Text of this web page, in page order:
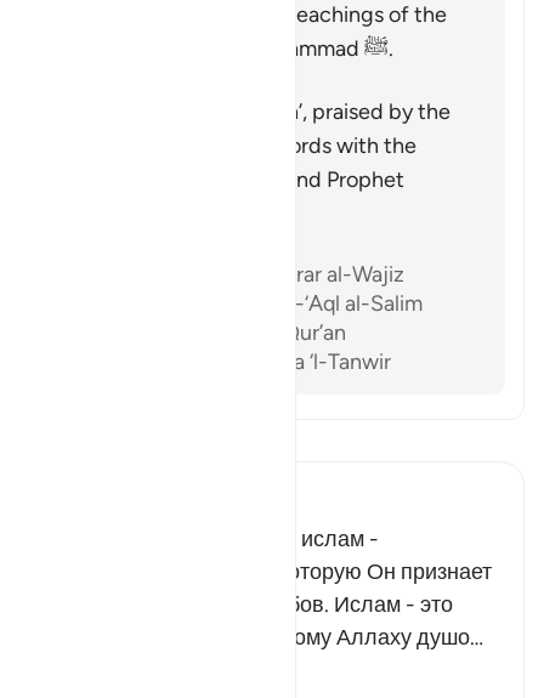
which accords with the teachings of the
Quran and Prophet Muhammad ﷺ.
The only true ‘submission’, praised by the
Quran, is that which accords with the
teachings of the Quran and Prophet
Ibn ‘Atiyyah, al-Muharrar al-Wajiz
Abu ‘l-Su’ud, Irshad al-‘Aql al-Salim
Al-Sam’ani, Tafsir al-Qur’an
Ibn ‘Ashur, al-Tahrir wa ‘l-Tanwir
Всевышний сообщил, что ислам -
единственная религия, которую Он признает
и принимает от Своих рабов. Ислам - это
полное повиновение одному Аллаху душо…